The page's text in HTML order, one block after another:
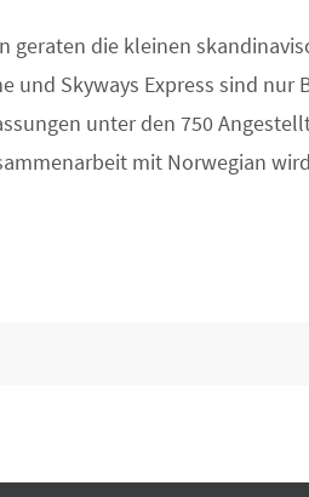
geraten die kleinen
und Skyways Express sind nur
unter den 750
mit Norwegian